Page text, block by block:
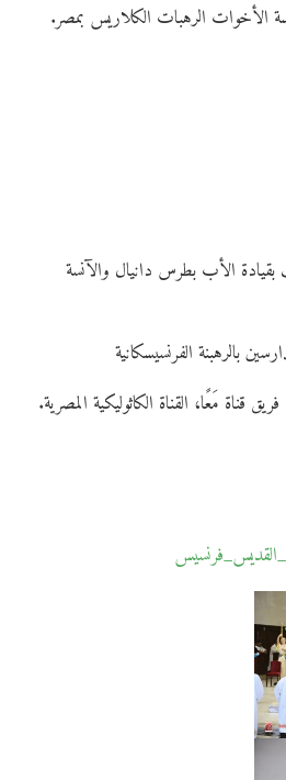
الأخوات الرهبات الكلاريس بمصر.
الأب بطرس دانيال والآنسة
بالرهبنة الفرنسيسكانية
قناة مَعًا، القناة الكاثوليكية المصرية.